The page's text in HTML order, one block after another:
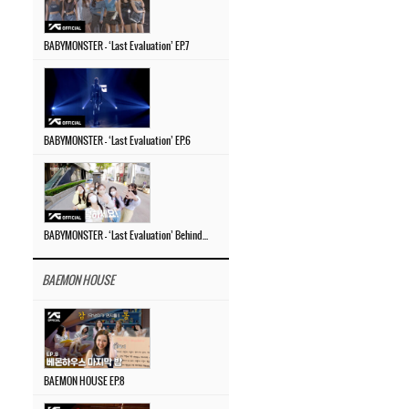
BABYMONSTER – ‘Last Evaluation’ EP.7
BABYMONSTER – ‘Last Evaluation’ EP.6
BAEMON HOUSE
BAEMON HOUSE EP.8